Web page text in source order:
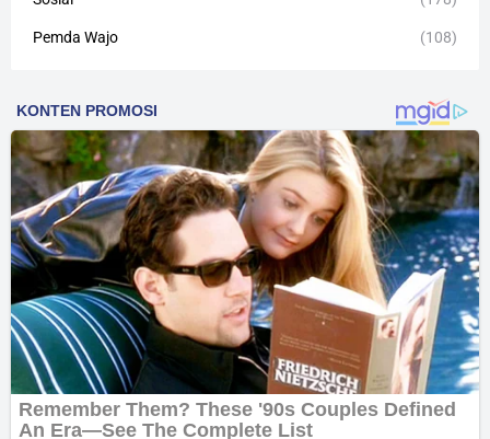
Pemda Wajo (108)